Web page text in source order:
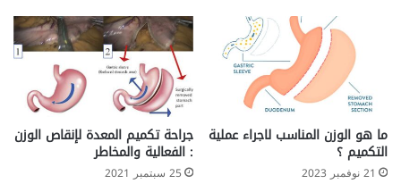
ما هو الوزن المناسب لاجراء عملية
التكميم ؟
21 نوفمبر 2023
جراحة تكميم المعدة لإنقاص الوزن
: الفعالية والمخاطر
25 سبتمبر 2021